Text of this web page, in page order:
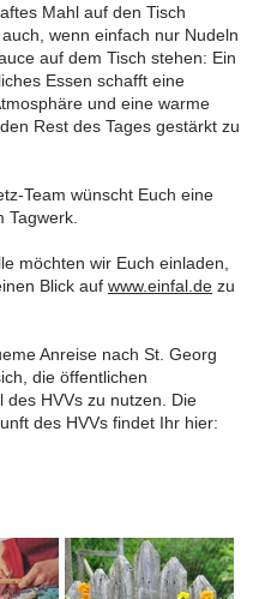
Mahl auf den Tisch
wenn einfach nur Nudeln
auf dem Tisch stehen: Ein
Essen schafft eine
und eine warme
Rest des Tages gestärkt zu
Team wünscht Euch eine
Tagwerk.
möchten wir Euch einladen,
Blick auf www.einfal.de zu
Anreise nach St. Georg
die öffentlichen
des HVVs zu nutzen. Die
des HVVs findet Ihr hier: